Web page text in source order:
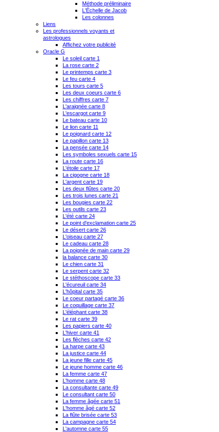
Méthode préliminaire
L'Échelle de Jacob
Les colonnes
Liens
Les professionnels voyants et
astrologues
Affichez votre publicité
Oracle G
Le soleil carte 1
La rose carte 2
Le printemps carte 3
Le feu carte 4
Les tours carte 5
Les deux coeurs carte 6
Les chiffres carte 7
L'araignée carte 8
L'escargot carte 9
Le bateau carte 10
Le lion carte 11
Le poignard carte 12
Le papillon carte 13
La pensée carte 14
Les symboles sexuels carte 15
La route carte 16
L'étoile carte 17
La cigogne carte 18
L'argent carte 19
Les deux flûtes carte 20
Les trois lunes carte 21
Les bougies carte 22
Les outils carte 23
L'été carte 24
Le point d'exclamation carte 25
Le désert carte 26
L'oiseau carte 27
Le cadeau carte 28
La poignée de main carte 29
la balance carte 30
Le chien carte 31
Le serpent carte 32
Le stéthoscope carte 33
L'écureuil carte 34
L'hôpital carte 35
Le coeur partagé carte 36
Le coquillage carte 37
L'éléphant carte 38
Le rat carte 39
Les papiers carte 40
L'hiver carte 41
Les flèches carte 42
La harpe carte 43
La justice carte 44
La jeune fille carte 45
Le jeune homme carte 46
La femme carte 47
L'homme carte 48
La consultante carte 49
Le consultant carte 50
La femme âgée carte 51
L'homme âgé carte 52
La flûte brisée carte 53
La campagne carte 54
L'automne carte 55